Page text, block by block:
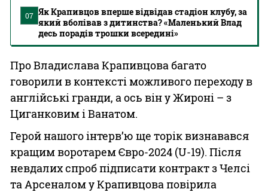
07 Як Крапивцов вперше відвідав стадіон клубу, за
який вболівав з дитинства? «Маленький Влад
десь порадів трошки всередині»
Про Владислава Крапивцова багато
говорили в контексті можливого переходу в
англійські гранди, а ось він у Жироні – з
Циганковим і Ванатом.
Герой нашого інтерв’ю ще торік визнавався
кращим воротарем Євро-2024 (U-19). Після
невдалих спроб підписати контракт з Челсі
та Арсеналом у Крапивцова повірила